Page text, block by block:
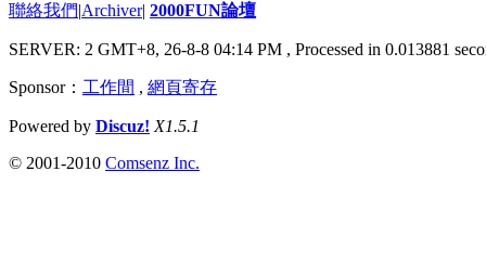
聯絡我們|Archiver| 2000FUN論壇
SERVER: 2 GMT+8, 26-8-8 04:14 PM , Processed in 0.013881
Sponsor： 工作間 , 網頁寄存
Powered by Discuz! X1.5.1
© 2001-2010 Comsenz Inc.